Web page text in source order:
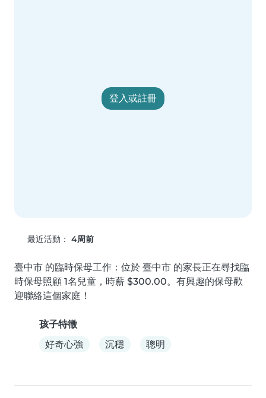
登入或註冊
最近活動： 4周前
臺中市 的臨時保母工作：位於 臺中市 的家長正在尋找臨
時保母照顧 1名兒童，時薪 $300.00。有興趣的保母歡
迎聯絡這個家庭！
孩子特徵
好奇心強
沉穩 聰明